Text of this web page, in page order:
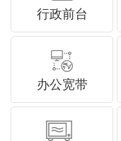
行政前台
办公宽带